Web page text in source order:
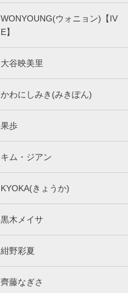
WONYOUNG(ウォニョン)【IV
E】
大谷映美里
かわにしみき(みきぽん)
果歩
キム・ジアン
KYOKA(きょうか)
黒木メイサ
紺野彩夏
齊藤なぎさ